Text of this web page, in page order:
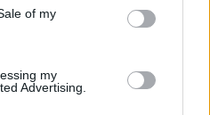
of my
my
Advertising.